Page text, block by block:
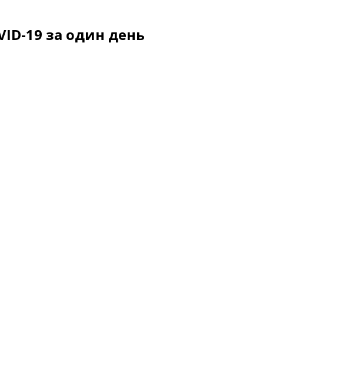
19 за один день